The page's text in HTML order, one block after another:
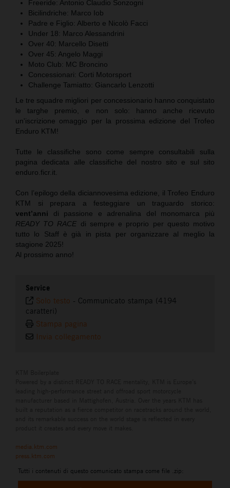
Freeride: Antonio Claudio Sonzogni
Bicilindriche: Marco Iob
Padre e Figlio: Alberto e Nicolò Facci
Under 18: Marco Alessandrini
Over 40: Marcello Disetti
Over 45: Angelo Maggi
Moto Club: MC Broncino
Concessionari: Corti Motorsport
Challenge Tamiatto: Giancarlo Lenzotti
Le tre squadre migliori per concessionario hanno conquistato
le targhe premio, e non solo: hanno anche ricevuto
un'iscrizione omaggio per la prossima edizione del Trofeo
Enduro KTM!
Tutte le classifiche sono come sempre consultabili sulla
pagina dedicata alle classifiche del nostro sito e sul sito
enduro.ficr.it.
Con l’epilogo della diciannovesima edizione, il Trofeo Enduro
KTM si prepara a festeggiare un traguardo storico:
vent’anni di passione e adrenalina del monomarca più
READY TO RACE di sempre e proprio per questo motivo
tutto lo Staff è già in pista per organizzare al meglio la
stagione 2025!
Al prossimo anno!
Service
Solo testo - Communicato stampa (4194
caratteri)
Stampa pagina
Invia collegamento
media.ktm.com
press.ktm.com
Tutti i contenuti di questo comunicato stampa come file .zip: